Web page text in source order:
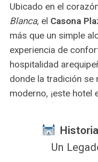
Ubicado en el
Blanca, el Casona
más que un simple
experiencia de
hospitalidad
donde la tradición se
moderno, ¡este hotel
Un